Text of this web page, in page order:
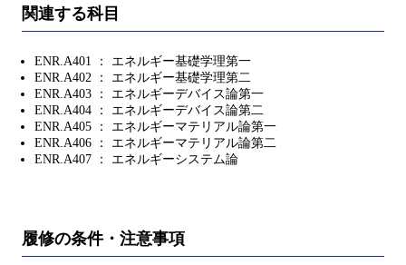
関連する科目
ENR.A401 ： エネルギー基礎学理第一
ENR.A402 ： エネルギー基礎学理第二
ENR.A403 ： エネルギーデバイス論第一
ENR.A404 ： エネルギーデバイス論第二
ENR.A405 ： エネルギーマテリアル論第一
ENR.A406 ： エネルギーマテリアル論第二
ENR.A407 ： エネルギーシステム論
履修の条件・注意事項